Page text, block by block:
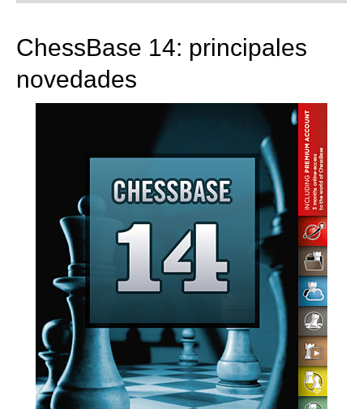
train more efficiently, intelligently and with a
ChessBase 14: principales
novedades